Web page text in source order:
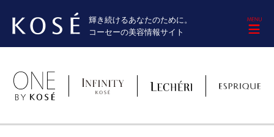
輝き続けるあなたのために。
コーセーの美容情報サイト